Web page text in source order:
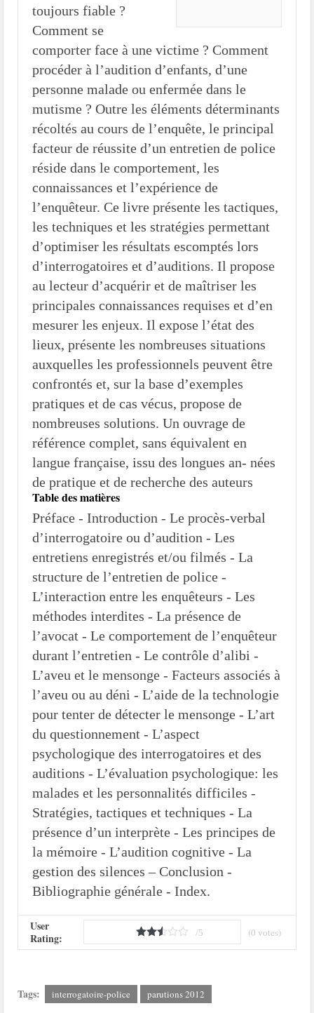
toujours fiable ?
Comment se
comporter face à une victime ? Comment
procéder à l’audition d’enfants, d’une
personne malade ou enfermée dans le
mutisme ? Outre les éléments déterminants
récoltés au cours de l’enquête, le principal
facteur de réussite d’un entretien de police
réside dans le comportement, les
connaissances et l’expérience de
l’enquêteur. Ce livre présente les tactiques,
les techniques et les stratégies permettant
d’optimiser les résultats escomptés lors
d’interrogatoires et d’auditions. Il propose
au lecteur d’acquérir et de maîtriser les
principales connaissances requises et d’en
mesurer les enjeux. Il expose l’état des
lieux, présente les nombreuses situations
auxquelles les professionnels peuvent être
confrontés et, sur la base d’exemples
pratiques et de cas vécus, propose de
nombreuses solutions. Un ouvrage de
référence complet, sans équivalent en
langue française, issu des longues an- nées
de pratique et de recherche des auteurs
Table des matières
Préface - Introduction - Le procès-verbal
d’interrogatoire ou d’audition - Les
entretiens enregistrés et/ou filmés - La
structure de l’entretien de police -
L’interaction entre les enquêteurs - Les
méthodes interdites - La présence de
l’avocat - Le comportement de l’enquêteur
durant l’entretien - Le contrôle d’alibi -
L’aveu et le mensonge - Facteurs associés à
l’aveu ou au déni - L’aide de la technologie
pour tenter de détecter le mensonge - L’art
du questionnement - L’aspect
psychologique des interrogatoires et des
auditions - L’évaluation psychologique: les
malades et les personnalités difficiles -
Stratégies, tactiques et techniques - La
présence d’un interprète - Les principes de
la mémoire - L’audition cognitive - La
gestion des silences – Conclusion -
Bibliographie générale - Index.
User
Rating:
/5 (0 votes)
Tags: interrogatoire-police parutions 2012